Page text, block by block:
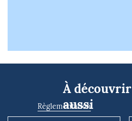
À découvrir
aussi
Règlementation